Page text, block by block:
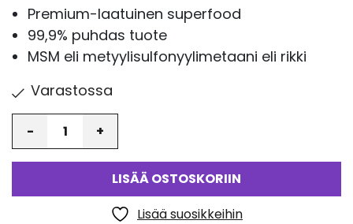
Premium-laatuinen superfood
99,9% puhdas tuote
MSM eli metyylisulfonyylimetaani eli rikki
Varastossa
LISÄÄ OSTOSKORIIN
Lisää suosikkeihin